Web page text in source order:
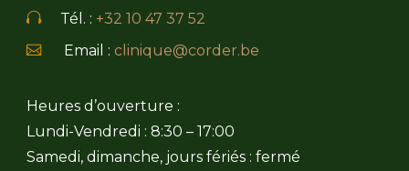
Tél. : +32 10 47 37 52
Email : clinique@corder.be
Heures d’ouverture :
Lundi-Vendredi : 8:30 – 17:00
Samedi, dimanche, jours fériés : fermé